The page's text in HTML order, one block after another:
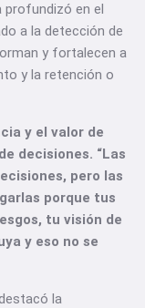
profundizó en el
a la detección de
y fortalecen a
y la retención o
y el valor de
decisiones. “Las
pero las
porque tus
tu visión de
y eso no se
la